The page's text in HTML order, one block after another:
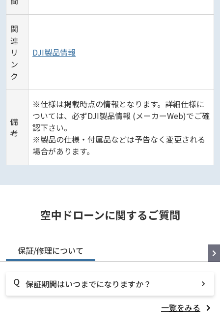
関
連
リ
ン
ク
DJI製品情報
備
考
※仕様は掲載時点の情報となります。詳細仕様に
ついては、必ずDJI製品情報 (メーカーWeb)でご確
認下さい。
※製品の仕様・付属品などは予告なく変更される
場合があります。
空中ドローンに関するご質問
保証/修理について
保証期間はいつまでになりますか？
一覧をみる